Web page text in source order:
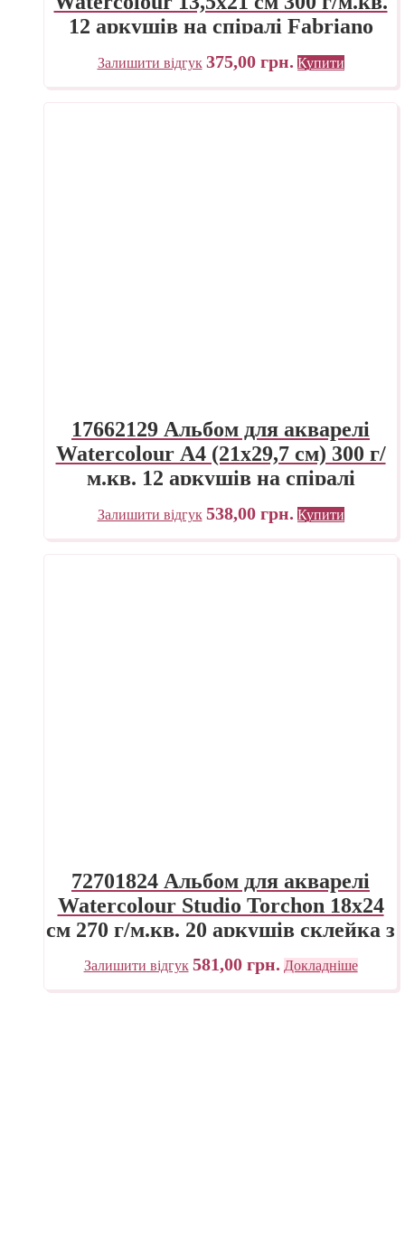
12 аркушів на спіралі Fabriano
Італія
Залишити відгук 375,00 грн. Купити
17662129 Альбом для акварелі
Watercolour А4 (21х29,7 см) 300 г/
м.кв. 12 аркушів на спіралі
Fabriano Італія
Залишити відгук 538,00 грн. Купити
72701824 Альбом для акварелі
Watercolour Studio Torchon 18х24
см 270 г/м.кв. 20 аркушів склейка з
4 сторін Fabriano Італія
Залишити відгук 581,00 грн. Докладніше